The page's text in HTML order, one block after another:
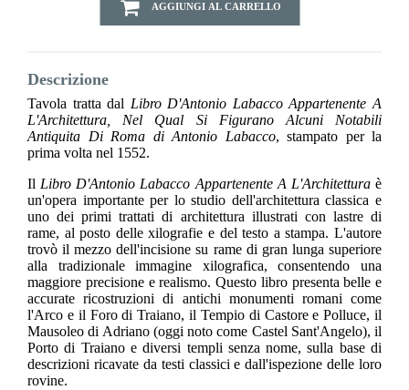
AGGIUNGI AL CARRELLO
Descrizione
Tavola tratta dal Libro D'Antonio Labacco Appartenente A
L'Architettura, Nel Qual Si Figurano Alcuni Notabili
Antiquita Di Roma di Antonio Labacco, stampato per la
prima volta nel 1552.
IlLibro D'Antonio Labacco Appartenente A L'Architetturaè
un'opera importante per lo studio dell'architettura classica e
uno dei primi trattati di architettura illustrati con lastre di
rame, al posto delle xilografie e del testo a stampa. L'autore
trovò il mezzo dell'incisione su rame di gran lunga superiore
alla tradizionale immagine xilografica, consentendo una
maggiore precisione e realismo. Questo libro presenta belle e
accurate ricostruzioni di antichi monumenti romani come
l'Arco e il Foro di Traiano, il Tempio di Castore e Polluce, il
Mausoleo di Adriano (oggi noto come Castel Sant'Angelo), il
Porto di Traiano e diversi templi senza nome, sulla base di
descrizioni ricavate da testi classici e dall'ispezione delle loro
rovine.